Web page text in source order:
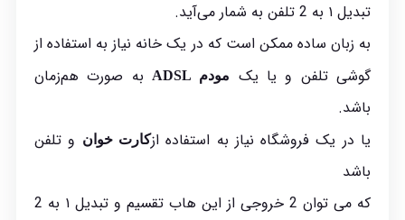
تبدیل ۱ به 2 تلفن به شمار می‌آید.
به زبان ساده ممکن است که در یک خانه نیاز به استفاده از
گوشی تلفن و یا یک
مودم ADSL
به صورت هم‌زمان
باشد.
یا در یک فروشگاه نیاز به استفاده ازکارت خوان و تلفن
باشد
که می توان 2 خروجی از این هاب تقسیم و تبدیل ۱ به 2